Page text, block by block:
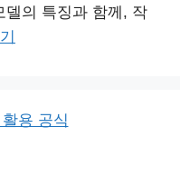
델의 특징과 함께, 작